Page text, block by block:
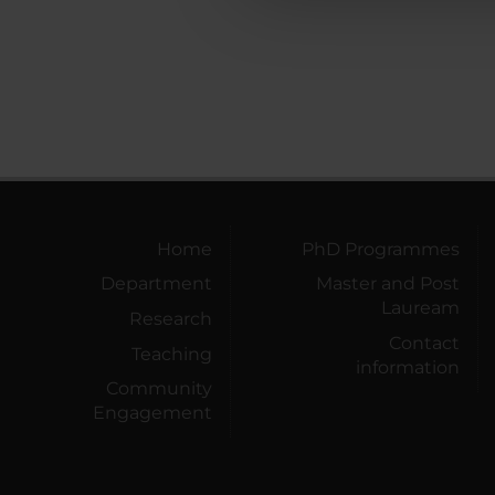
Home
Department
Research
Teaching
Community
Engagement
PhD Programmes
Master and Post
Lauream
Contact
information